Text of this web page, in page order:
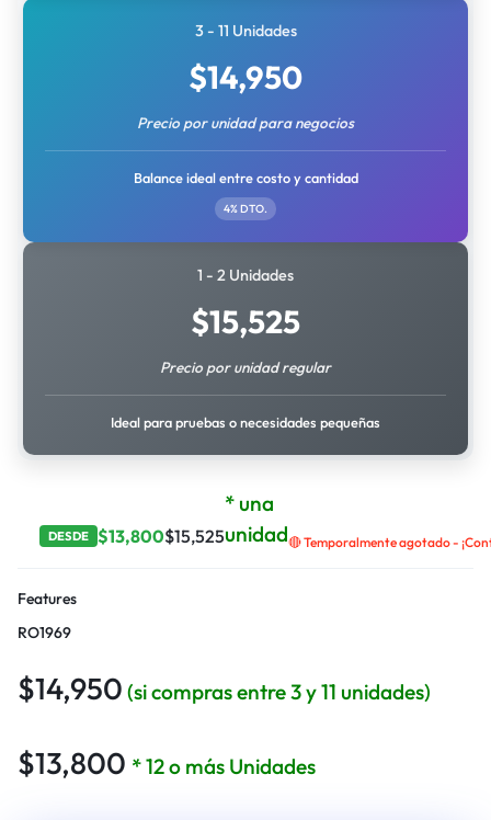
3 - 11 Unidades
$14,950
Precio por unidad para negocios
Balance ideal entre costo y cantidad
4% DTO.
1 - 2 Unidades
$15,525
Precio por unidad regular
Ideal para pruebas o necesidades pequeñas
DESDE $13,800$15,525
* una
unidad🔴 Temporalmente agotado -
Features
RO1969
$14,950 (si compras entre 3 y 11 unidades)
$13,800 * 12 o más Unidades